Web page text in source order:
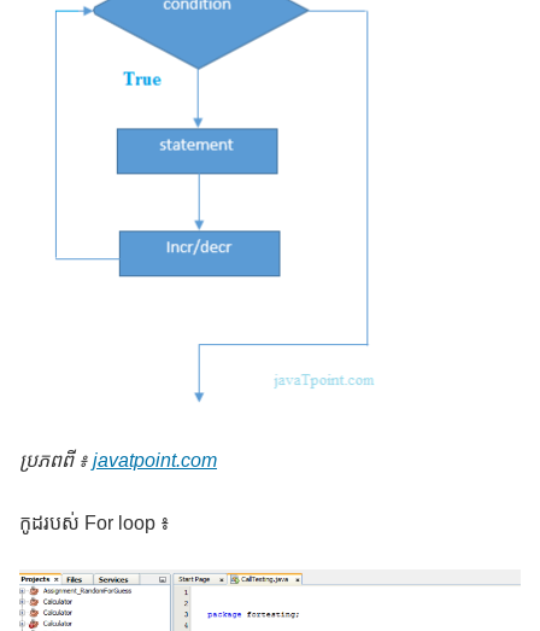
ប្រភពពី ៖ javatpoint.com
កូដរបស់ For loop ៖